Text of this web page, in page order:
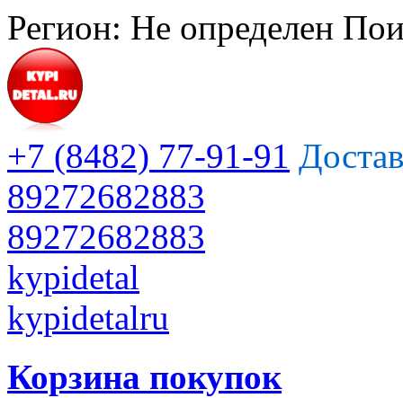
Регион: Не определен
+7 (8482) 77-91-91
89272682883
89272682883
kypidetal
kypidetalru
Корзина покупок